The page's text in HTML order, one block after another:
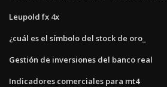
Leupold fx 4x
¿cuál es el símbolo del stock de oro_
Gestión de inversiones del banco real
Indicadores comerciales para mt4